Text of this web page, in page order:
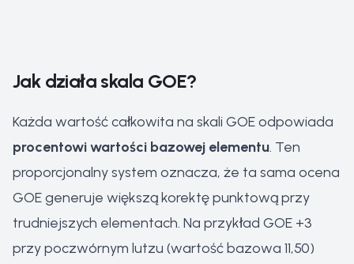
Jak działa skala GOE?
Każda wartość całkowita na skali GOE odpowiada
procentowi wartości bazowej elementu. Ten
proporcjonalny system oznacza, że ta sama ocena
GOE generuje większą korektę punktową przy
trudniejszych elementach. Na przykład GOE +3
przy poczwórnym lutzu (wartość bazowa 11,50)